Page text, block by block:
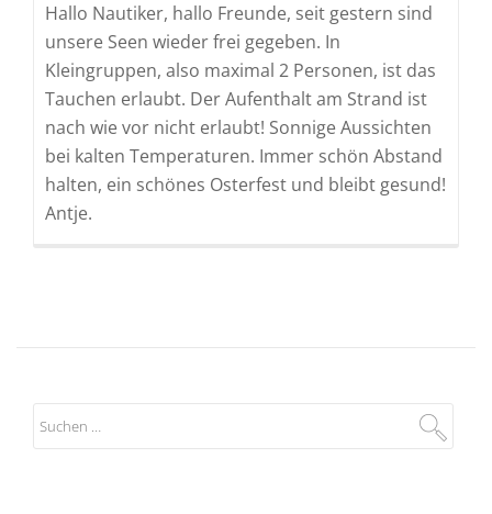
Hallo Nautiker, hallo Freunde, seit gestern sind
unsere Seen wieder frei gegeben. In
Kleingruppen, also maximal 2 Personen, ist das
Tauchen erlaubt. Der Aufenthalt am Strand ist
nach wie vor nicht erlaubt! Sonnige Aussichten
bei kalten Temperaturen. Immer schön Abstand
halten, ein schönes Osterfest und bleibt gesund!
Antje.